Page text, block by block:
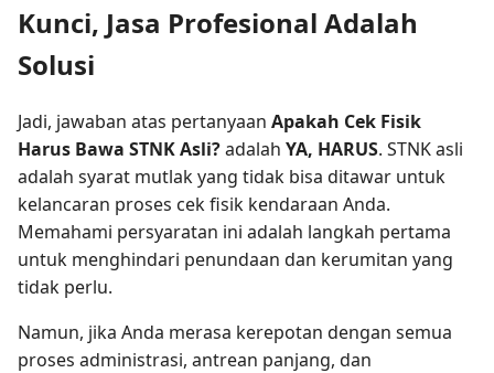
Kunci, Jasa Profesional Adalah
Solusi
Jadi, jawaban atas pertanyaan Apakah Cek Fisik
Harus Bawa STNK Asli?adalah YA, HARUS. STNK asli
adalah syarat mutlak yang tidak bisa ditawar untuk
kelancaran proses cek fisik kendaraan Anda.
Memahami persyaratan ini adalah langkah pertama
untuk menghindari penundaan dan kerumitan yang
tidak perlu.
Namun, jika Anda merasa kerepotan dengan semua
proses administrasi, antrean panjang, dan